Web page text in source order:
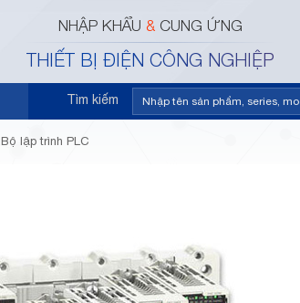
NHẬP KHẨU &CUNG ỨNG
THIẾT BỊ ĐIỆN CÔNG NGHIỆP
Tìm kiếm
Bộ lập trình PLC